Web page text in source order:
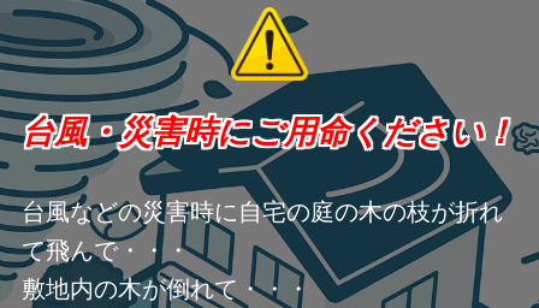
台風・災害時にご用命ください！
台風などの災害時に自宅の庭の木の枝が折れ
て飛んで・・・
敷地内の木が倒れて・・・